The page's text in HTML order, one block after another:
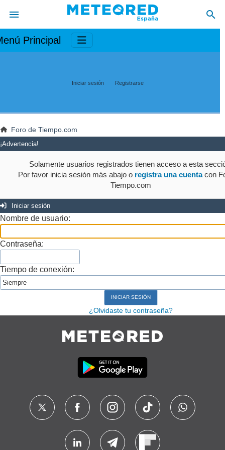
Principal
Iniciar sesión Registrarse
Foro de Tiempo.com
¡Advertencia!
Solamente usuarios registrados tienen acceso a esta
Por favor inicia sesión más abajo o registra una cuentacon
Tiempo.com
Iniciar sesión
Nombre de usuario:
Contraseña:
Tiempo de conexión:
¿Olvidaste tu contraseña?